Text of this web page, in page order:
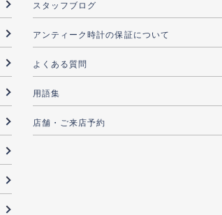
スタッフブログ
アンティーク時計の保証について
よくある質問
用語集
店舗・ご来店予約